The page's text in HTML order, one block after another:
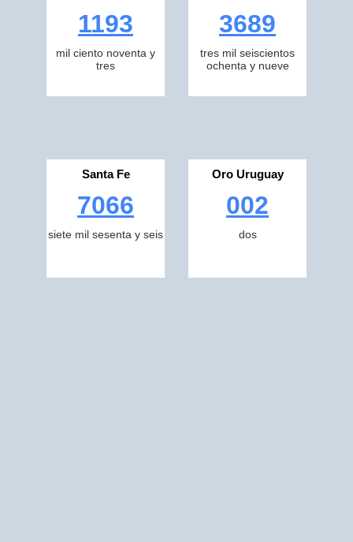
1193
mil ciento noventa y
tres
3689
tres mil seiscientos
ochenta y nueve
Santa Fe
7066
siete mil sesenta y seis
Oro Uruguay
002
dos